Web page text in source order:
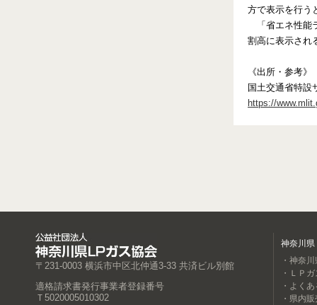
方で表示を行う
「省エネ性能
割高に表示され
《出所・参考》
国土交通省特設
https://
〒231-0003 横浜市中区北仲通3-33 共済ビル別館
適格請求書発行事業者登録番号
Ｔ5020005010302
神奈川県
・神奈
・ＬＰ
・よく
・県内